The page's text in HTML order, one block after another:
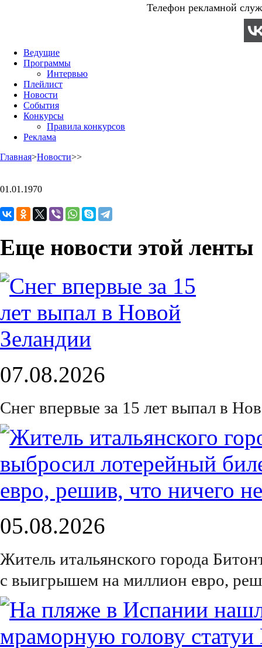
Телефон рекламной
Ведущие
Программы
Интервью
Плейлист
Новости
События
Конкурсы
Правила конкурсов
Реклама
Главная>Новости>>
01.01.1970
Еще новости этой ленты
07.08.2026
Снег впервые за 15 лет выпал в
05.08.2026
Житель итальянского города
с выигрышем на миллион евро,